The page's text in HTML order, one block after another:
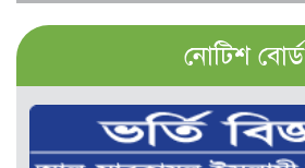
নোটিশ বোর্ড